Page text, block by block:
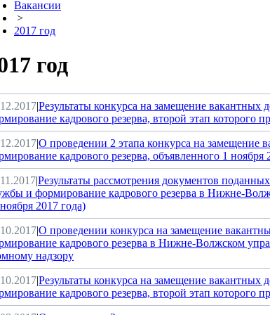
Вакансии
>
2017 год
год
|Результаты конкурса на замещение
кадрового резерва, второй этап которого
|О проведении 2 этапа конкурса на замещение
кадрового резерва, объявленного 1 ноября
|Результаты рассмотрения документов
и формирование кадрового резерва в Нижне-
2017 года)
|О проведении конкурса на замещение
кадрового резерва в Нижне-Волжском
надзору
|Результаты конкурса на замещение
кадрового резерва, второй этап которого